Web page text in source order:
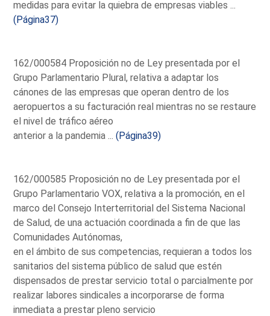
medidas para evitar la quiebra de empresas viables ...
(Página37)
162/000584 Proposición no de Ley presentada por el
Grupo Parlamentario Plural, relativa a adaptar los
cánones de las empresas que operan dentro de los
aeropuertos a su facturación real mientras no se restaure
el nivel de tráfico aéreo
anterior a la pandemia ...(Página39)
162/000585 Proposición no de Ley presentada por el
Grupo Parlamentario VOX, relativa a la promoción, en el
marco del Consejo Interterritorial del Sistema Nacional
de Salud, de una actuación coordinada a fin de que las
Comunidades Autónomas,
en el ámbito de sus competencias, requieran a todos los
sanitarios del sistema público de salud que estén
dispensados de prestar servicio total o parcialmente por
realizar labores sindicales a incorporarse de forma
inmediata a prestar pleno servicio